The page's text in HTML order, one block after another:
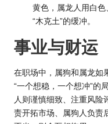
黄色，属龙人用白
“木克土”的缓冲。
事业与财运
在职场中，属狗和属龙如
“一个想稳，一个想冲”的
人则谨慎细致、注重风险
责开拓市场、属狗人负责